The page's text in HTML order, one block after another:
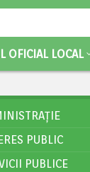
OFICIAL LOCAL
PUBLIC
PUBLICE